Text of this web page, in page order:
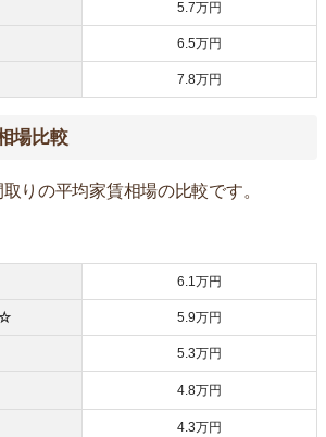
5.7万円
6.5万円
7.8万円
場比較
りの平均家賃相場の比較です。
6.1万円
☆ 5.9万円
5.3万円
4.8万円
4.3万円